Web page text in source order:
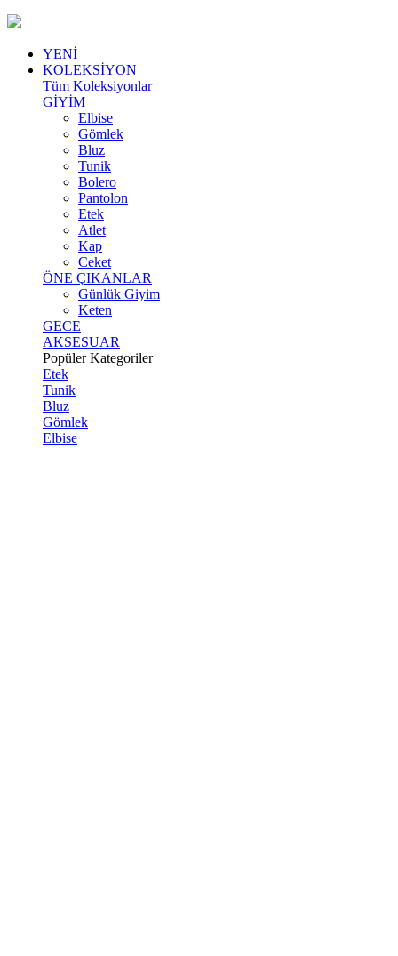
YENİ
KOLEKSİYON
Tüm Koleksiyonlar
GİYİM
Elbise
Gömlek
Bluz
Tunik
Bolero
Pantolon
Etek
Atlet
Kap
Ceket
ÖNE ÇIKANLAR
Günlük Giyim
Keten
GECE
AKSESUAR
Popüler Kategoriler
Etek
Tunik
Bluz
Gömlek
Elbise